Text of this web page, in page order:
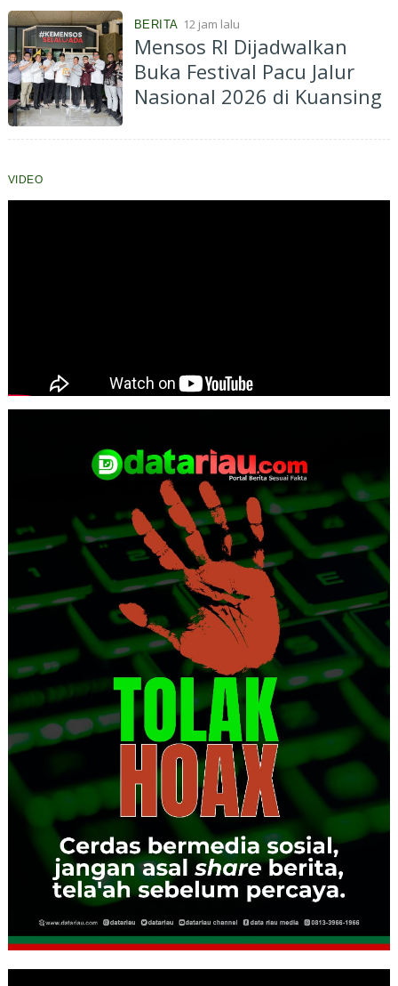
Pembangunan
BERITA 12 jam lalu
Mensos RI Dijadwalkan
Buka Festival Pacu Jalur
Nasional 2026 di Kuansing
VIDEO